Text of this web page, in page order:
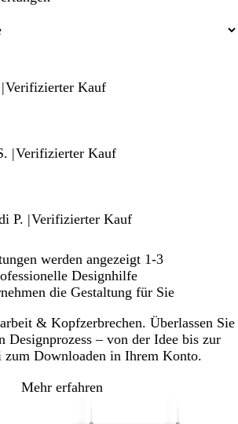
|Verifizierter Kauf
|Verifizierter Kauf
P. |Verifizierter Kauf
werden angezeigt 1-3
Designhilfe
die Gestaltung für Sie
& Kopfzerbrechen. Überlassen Sie
Designprozess – von der Idee bis zur
zum Downloaden in Ihrem Konto.
Mehr erfahren